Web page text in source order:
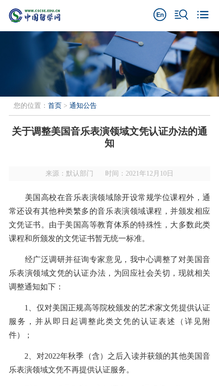
您的位置： 首页 > 通知公告
关于调整美国音乐表演领域文凭认证办法的通
知
来源：默认部门 时间：2021年12月10日
美国高校在音乐表演领域除开设常规学位课程外，通
常还设有其他种类繁多的音乐表演领域课程，并颁发相应
文凭证书。由于美国高等教育体系的特殊性，大多数此类
课程和所颁发的文凭证书暂无统一标准。
经广泛调研并征询专家意见 ， 我中心调整了对美国音
乐表演领域文凭的认证办法，为回应社会关切，现就相关
调整通知如下：
1、 仅对美国 正规高等院校颁发的艺术家文凭提供认证
服务，并从即日起调整此类文凭的认证表述
（详见附
件）
；
2、对2022年秋季（含）之后入读并获颁的其他美国音
乐表演领域文凭不再提供认证服务。